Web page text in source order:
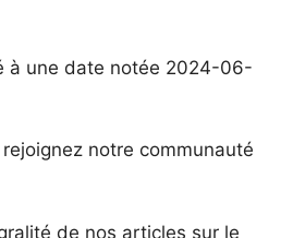
à une date notée 2024-06-
notre communauté
de nos articles sur le